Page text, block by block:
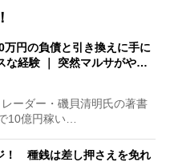
万円の負債と引き換えに手に
な経験 ｜ 突然マルサがや…
ーダー・磯貝清明氏の著書
10億円稼い…
！ 種銭は差し押さえを免れ